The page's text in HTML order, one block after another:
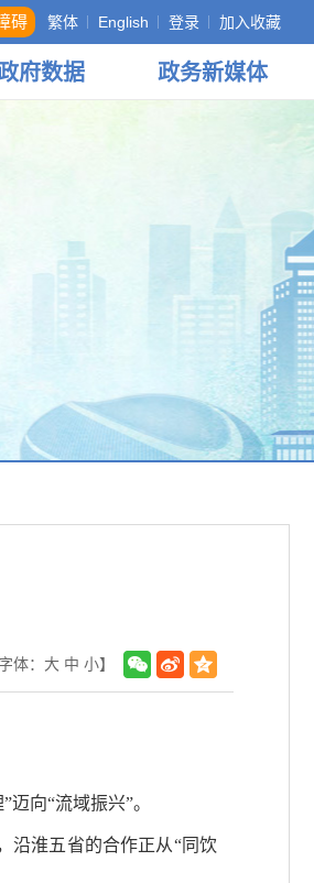
碍 繁体 English 登录 加入收藏
府数据 政务新媒体
体： 大 中 小】
向“流域振兴”。
沿淮五省的合作正从“同饮